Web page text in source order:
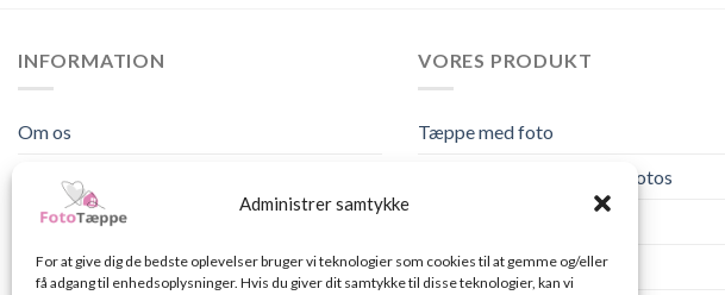
Administrer samtykke
For at give dig de bedste oplevelser bruger vi teknologier som cookies til at gemme og/eller
få adgang til enhedsoplysninger. Hvis du giver dit samtykke til disse teknologier, kan vi
INFORMATION
Om os
Kontakt
FAQ
Levering
VORES PRODUKT
Tæppe med foto
Dynebetræk med tryk og fotos
Lagen med fotos